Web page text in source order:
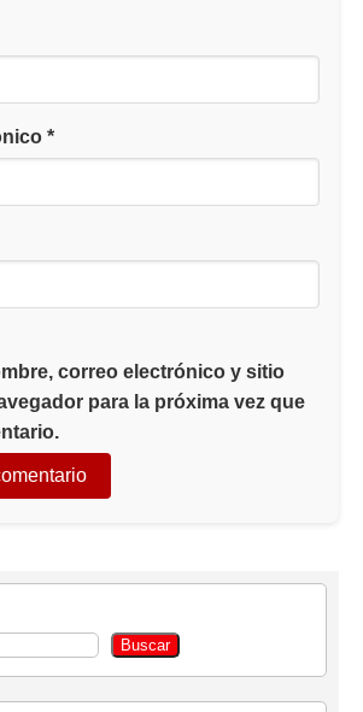
*
correo electrónico y sitio
para la próxima vez que
Buscar